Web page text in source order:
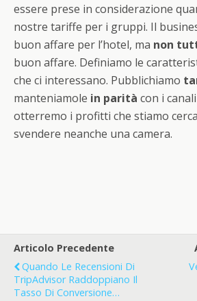
essere prese in considerazione
nostre tariffe per i gruppi. Il
buon affare per l’hotel, ma non
buon affare. Definiamo le
che ci interessano. Pubblichiamo
manteniamole in parità con i
otterremo i profitti che stiamo
svendere neanche una camera.
Articolo Precedente
Quando Le Recensioni Di
TripAdvisor Raddoppiano Il
Tasso Di Conversione…